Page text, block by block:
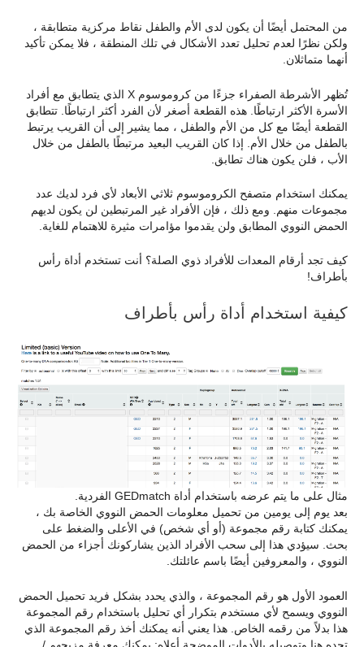
من المحتمل أيضًا أن يكون لدى الأم والطفل نقاط مركزية متطابقة ،
ولكن نظرًا لعدم تحليل تعدد الأشكال في تلك المنطقة ، فلا يمكن تأكيد
أنهما متماثلان.
تُظهر الأشرطة الصفراء جزءًا من كروموسوم X الذي يتطابق مع أفراد
الأسرة الأكثر ارتباطًا. هذه القطعة أصغر لأن الفرد أكثر ارتباطًا. تتطابق
القطعة أيضًا مع كل من الأم والطفل ، مما يشير إلى أن القريب يرتبط
بالطفل من خلال الأم. إذا كان القريب البعيد مرتبطًا بالطفل من خلال
الأب ، فلن يكون هناك تطابق.
يمكنك استخدام متصفح الكروموسوم ثلاثي الأبعاد لأي فرد لديك عدد
مجموعات منهم. ومع ذلك ، فإن الأفراد غير المرتبطين لن يكون لديهم
الحمض النووي المطابق ولن يقدموا مؤامرات مثيرة للاهتمام للغاية.
كيف تجد أرقام المعدات للأفراد ذوي الصلة؟ أنت تستخدم أداة رأس
بأطراف!
كيفية استخدام أداة رأس بأطراف
مثال على ما يتم عرضه باستخدام أداة GEDmatch الفردية.
بعد يوم إلى يومين من تحميل معلومات الحمض النووي الخاصة بك ،
يمكنك كتابة رقم مجموعة (أو أي شخص) في الأعلى والضغط على
بحث. سيؤدي هذا إلى سحب الأفراد الذين يشاركونك أجزاء من الحمض
النووي ، والمعروفين أيضًا باسم عائلتك.
العمود الأول هو رقم المجموعة ، والذي يحدد بشكل فريد تحميل الحمض
النووي ويسمح لأي مستخدم بتكرار أي تحليل باستخدام رقم المجموعة
هذا بدلاً من رقمه الخاص. هذا يعني أنه يمكنك أخذ رقم المجموعة الذي
تجده هنا وتوصيله بالأدوات الموضحة أعلاه: يمكنك معرفة مزيجهم /